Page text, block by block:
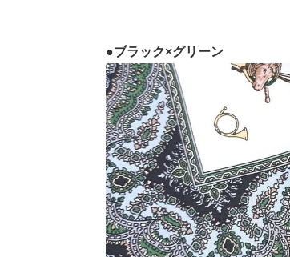
●ブラック×グリーン